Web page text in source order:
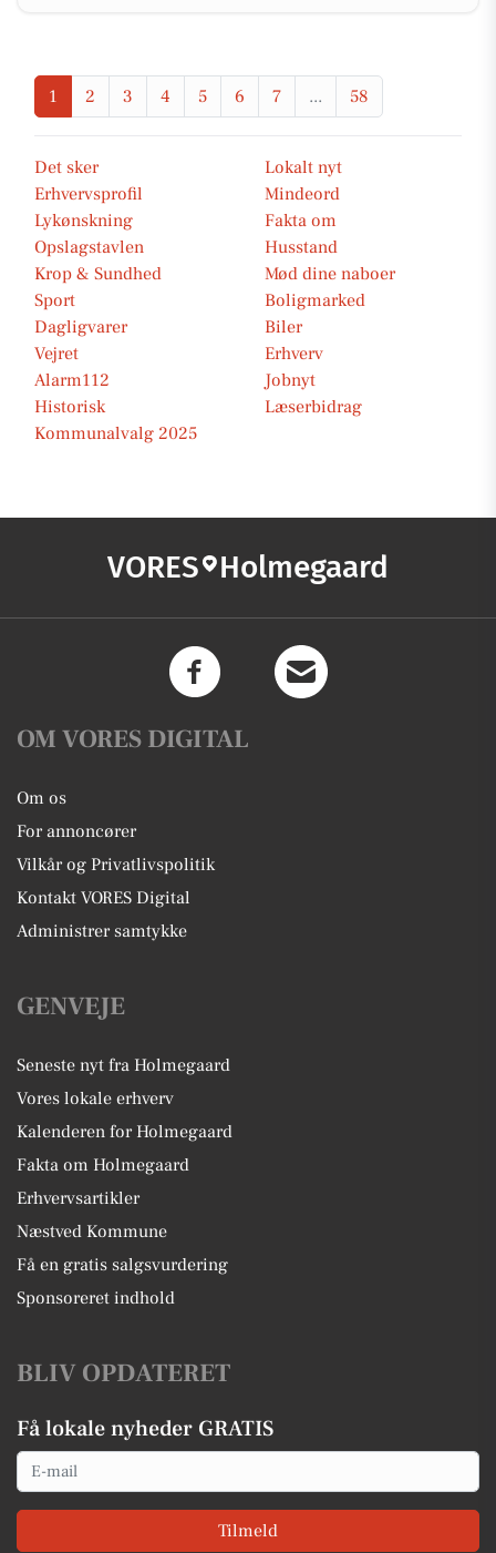
1 2 3 4 5 6 7 ... 58
Det sker
Lokalt nyt
Erhvervsprofil
Mindeord
Lykønskning
Fakta om
Opslagstavlen
Husstand
Krop & Sundhed
Mød dine naboer
Sport
Boligmarked
Dagligvarer
Biler
Vejret
Erhverv
Alarm112
Jobnyt
Historisk
Læserbidrag
Kommunalvalg 2025
VORES Holmegaard
OM VORES DIGITAL
Om os
For annoncører
Vilkår og Privatlivspolitik
Kontakt VORES Digital
Administrer samtykke
GENVEJE
Seneste nyt fra Holmegaard
Vores lokale erhverv
Kalenderen for Holmegaard
Fakta om Holmegaard
Erhvervsartikler
Næstved Kommune
Få en gratis salgsvurdering
Sponsoreret indhold
BLIV OPDATERET
Få lokale nyheder GRATIS
Email
Tilmeld